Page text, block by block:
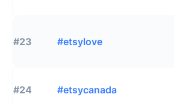
#23 #etsylove
#24 #etsycanada